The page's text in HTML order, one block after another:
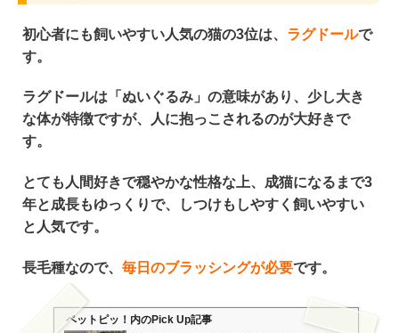
初心者にも飼いやすい人気の猫の3位は、 ラグドールで
す。
ラグドールは「ぬいぐるみ」の意味があり、 少し大き
な体が特徴ですが、人に抱っこされるのが大好きで
す。
とても 人間好きで穏やかな性格な上、成猫になるまで3
年と成長もゆっくりで、 しつけもしやすく 飼いやすい
と人気です。
長毛種なので、 毎日のブラッシングが必要です。
ペットピッ！ 内のPick Up記事